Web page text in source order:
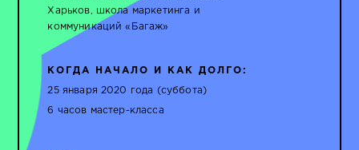
Харьков, школа маркетинга и
коммуникаций «Багаж»
КОГДА НАЧАЛО И КАК ДОЛГО:
25 января 2020 года (суббота)
6 часов мастер-класса